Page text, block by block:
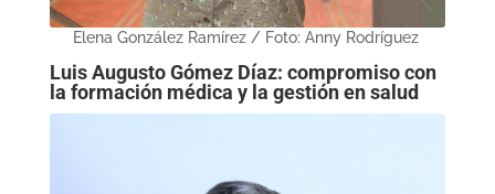
Elena González Ramírez / Foto: Anny Rodríguez
Luis Augusto Gómez Díaz: compromiso con
la formación médica y la gestión en salud